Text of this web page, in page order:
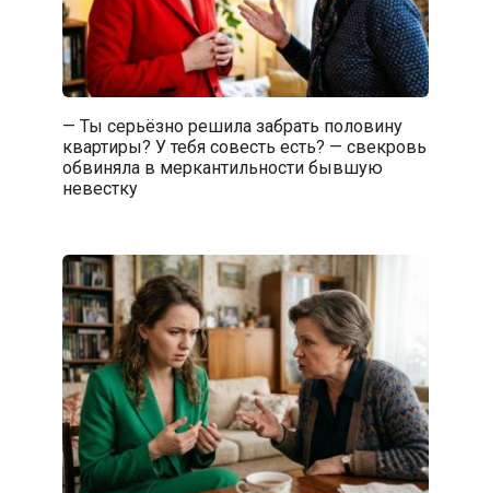
— Ты серьёзно решила забрать половину
квартиры? У тебя совесть есть? — свекровь
обвиняла в меркантильности бывшую
невестку